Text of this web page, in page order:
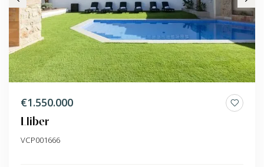
€1.550.000
Lliber
VCP001666